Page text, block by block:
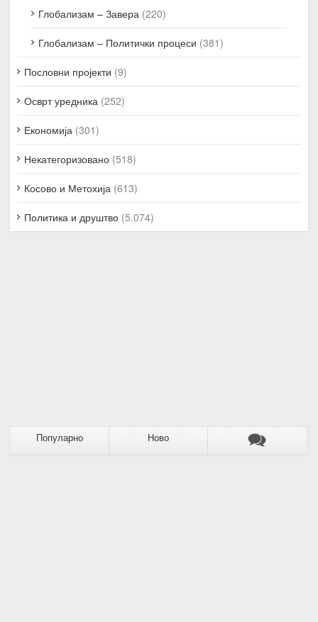
Глобализам – Завера (220)
Глобализам – Политички процеси (381)
Пословни пројекти (9)
Осврт уредника (252)
Економија (301)
Некатегоризовано (518)
Косово и Метохија (613)
Политика и друштво (5.074)
Популарно Ново